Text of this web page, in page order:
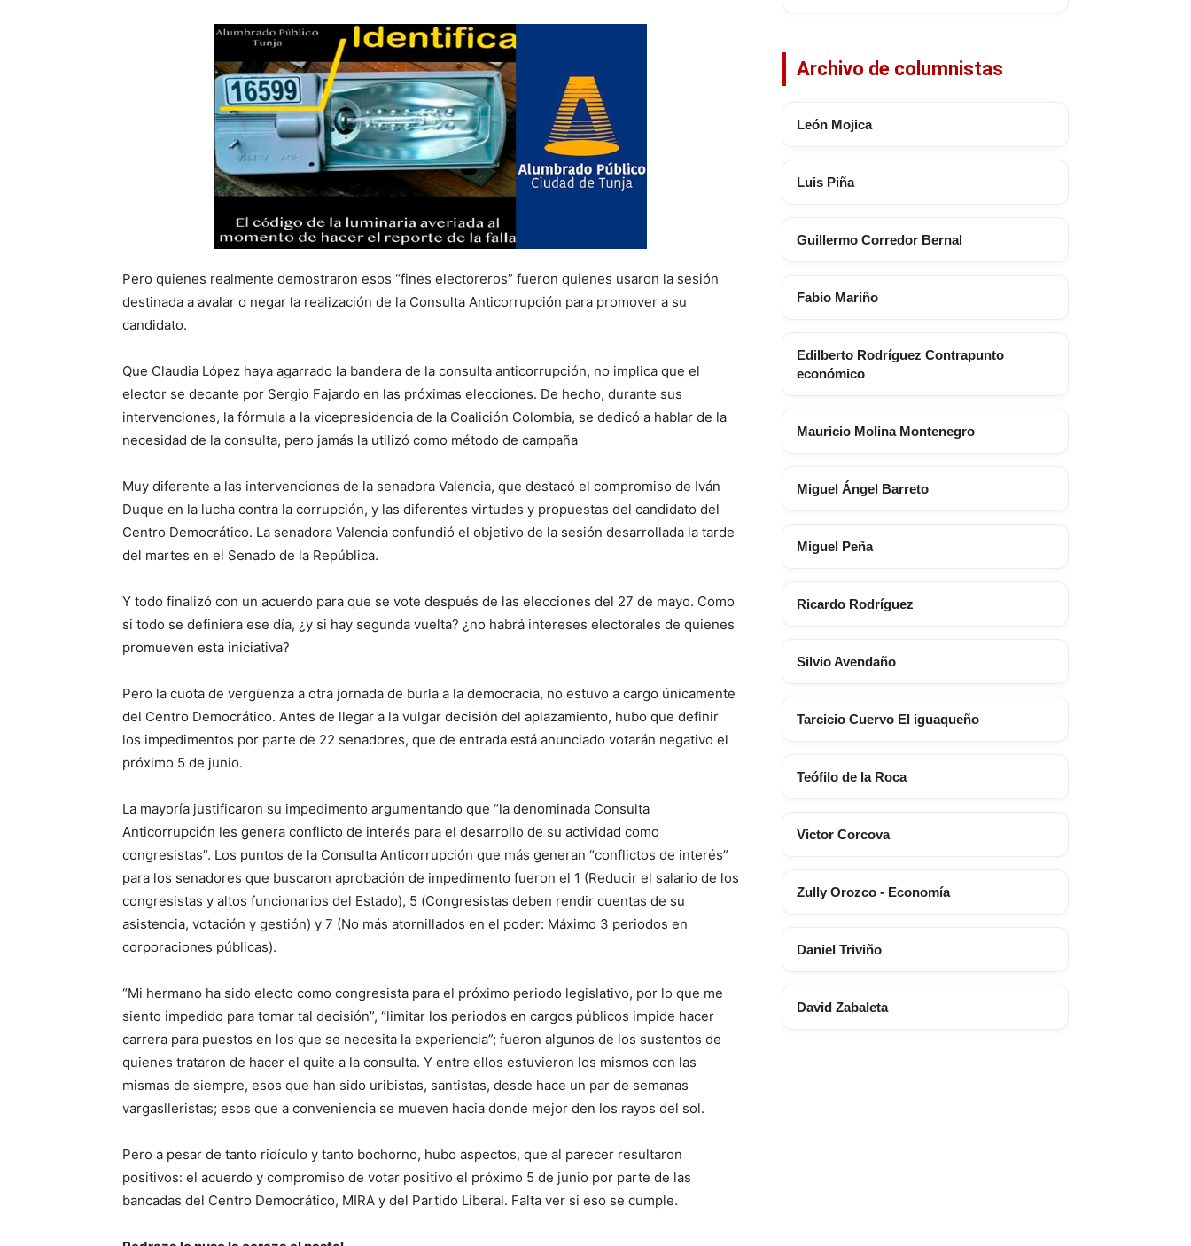
Pero quienes realmente demostraron esos “fines electoreros” fueron quienes usaron la sesión
destinada a avalar o negar la realización de la Consulta Anticorrupción para promover a su
candidato.
Que Claudia López haya agarrado la bandera de la consulta anticorrupción, no implica que el
elector se decante por Sergio Fajardo en las próximas elecciones. De hecho, durante sus
intervenciones, la fórmula a la vicepresidencia de la Coalición Colombia, se dedicó a hablar de la
necesidad de la consulta, pero jamás la utilizó como método de campaña
Muy diferente a las intervenciones de la senadora Valencia, que destacó el compromiso de Iván
Duque en la lucha contra la corrupción, y las diferentes virtudes y propuestas del candidato del
Centro Democrático. La senadora Valencia confundió el objetivo de la sesión desarrollada la tarde
del martes en el Senado de la República.
Y todo finalizó con un acuerdo para que se vote después de las elecciones del 27 de mayo. Como
si todo se definiera ese día, ¿y si hay segunda vuelta? ¿no habrá intereses electorales de quienes
promueven esta iniciativa?
Pero la cuota de vergüenza a otra jornada de burla a la democracia, no estuvo a cargo únicamente
del Centro Democrático. Antes de llegar a la vulgar decisión del aplazamiento, hubo que definir
los impedimentos por parte de 22 senadores, que de entrada está anunciado votarán negativo el
próximo 5 de junio.
La mayoría justificaron su impedimento argumentando que “la denominada Consulta
Anticorrupción les genera conflicto de interés para el desarrollo de su actividad como
congresistas”. Los puntos de la Consulta Anticorrupción que más generan “conflictos de interés”
para los senadores que buscaron aprobación de impedimento fueron el 1 (Reducir el salario de los
congresistas y altos funcionarios del Estado), 5 (Congresistas deben rendir cuentas de su
asistencia, votación y gestión) y 7 (No más atornillados en el poder: Máximo 3 periodos en
corporaciones públicas).
“Mi hermano ha sido electo como congresista para el próximo periodo legislativo, por lo que me
siento impedido para tomar tal decisión”, “limitar los periodos en cargos públicos impide hacer
carrera para puestos en los que se necesita la experiencia”; fueron algunos de los sustentos de
quienes trataron de hacer el quite a la consulta. Y entre ellos estuvieron los mismos con las
mismas de siempre, esos que han sido uribistas, santistas, desde hace un par de semanas
vargaslleristas; esos que a conveniencia se mueven hacia donde mejor den los rayos del sol.
Pero a pesar de tanto ridículo y tanto bochorno, hubo aspectos, que al parecer resultaron
positivos: el acuerdo y compromiso de votar positivo el próximo 5 de junio por parte de las
bancadas del Centro Democrático, MIRA y del Partido Liberal. Falta ver si eso se cumple.
Archivo de columnistas
León Mojica
Luis Piña
Guillermo Corredor Bernal
Fabio Mariño
Edilberto Rodríguez Contrapunto
económico
Mauricio Molina Montenegro
Miguel Ángel Barreto
Miguel Peña
Ricardo Rodríguez
Silvio Avendaño
Tarcicio Cuervo El iguaqueño
Teófilo de la Roca
Victor Corcova
Zully Orozco - Economía
Daniel Triviño
David Zabaleta